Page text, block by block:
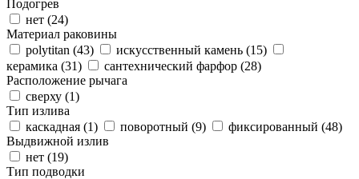
Подогрев
нет (24)
Материал раковины
polytitan (43) искусственный камень (15)
керамика (31) сантехнический фарфор (28)
Расположение рычага
сверху (1)
Тип излива
каскадная (1) поворотный (9) фиксированный (48)
Выдвижной излив
нет (19)
Тип подводки